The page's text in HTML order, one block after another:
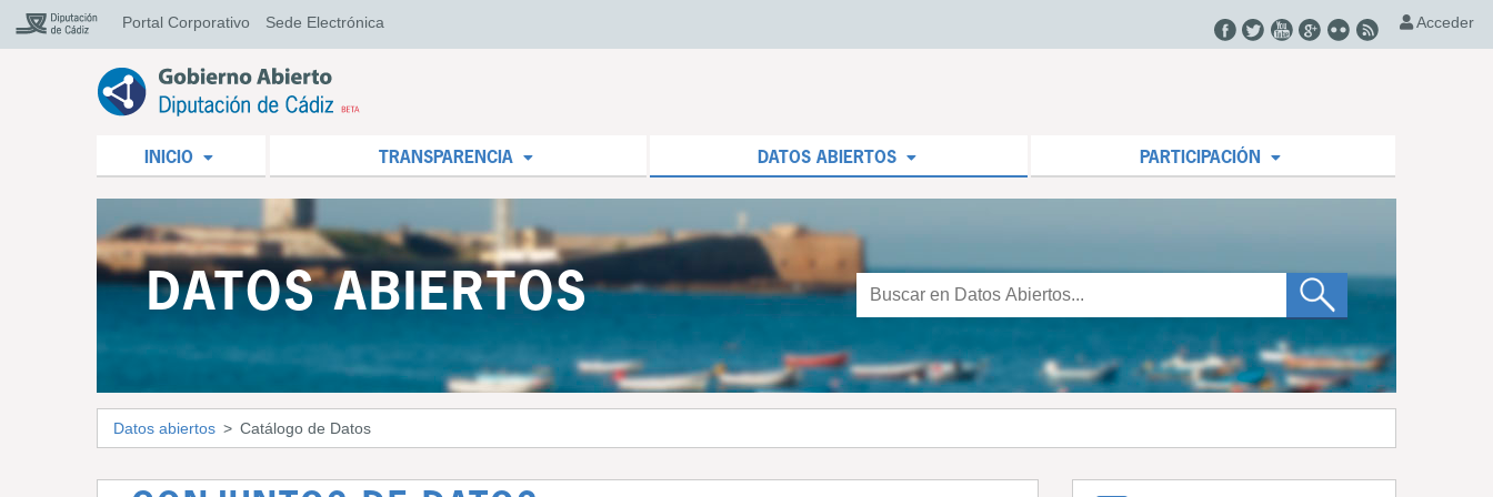
Portal Corporativo Sede Electrónica Acceder
INICIO TRANSPARENCIA DATOS ABIERTOS PARTICIPACIÓN
DATOS ABIERTOS
Datos abiertos Catálogo de Datos